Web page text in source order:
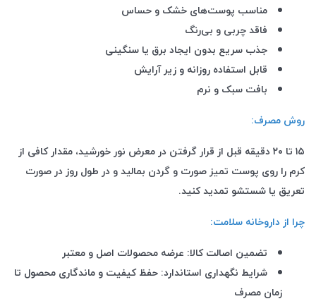
مناسب پوست‌های خشک و حساس
فاقد چربی و بی‌رنگ
جذب سریع بدون ایجاد برق یا سنگینی
قابل استفاده روزانه و زیر آرایش
بافت سبک و نرم
روش مصرف:
۱۵ تا ۲۰دقیقه قبل از قرار گرفتن در معرض نور خورشید، مقدار کافی از
کرم را روی پوست تمیز صورت و گردن بمالید و در طول روز در صورت
تعریق یا شستشو تمدید کنید.
چرا از داروخانه سلامت:
تضمین اصالت کالا: عرضه محصولات اصل و معتبر
شرایط نگهداری استاندارد: حفظ کیفیت و ماندگاری محصول تا
زمان مصرف